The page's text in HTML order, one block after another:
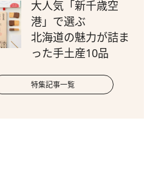
大人気「新千歳空
港」で選ぶ
北海道の魅力が詰ま
った手土産10品
特集記事一覧